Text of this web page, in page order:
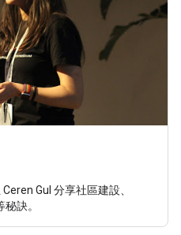
Gul 分享社區建設、
訣。